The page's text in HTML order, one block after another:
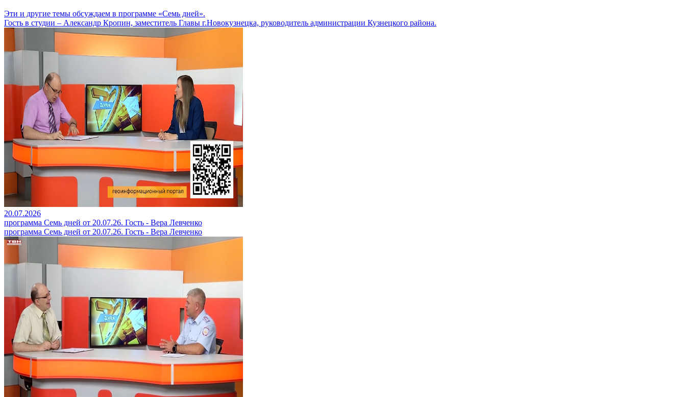
Эти и другие темы обсуждаем в программе «Семь дней».
Гость в студии – Александр Кропин, заместитель Главы г.Новокузнецка, руководитель администрации Кузнецкого района.
20.07.2026
программа Семь дней от 20.07.26. Гость - Вера Левченко
программа Семь дней от 20.07.26. Гость - Вера Левченко